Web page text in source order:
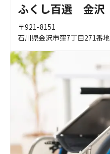
ふくし百選 金沢
〒921-8151
石川県金沢市窪7丁目271番地